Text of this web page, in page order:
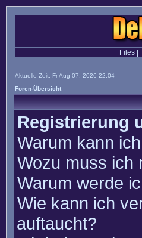
Files|
Aktuelle Zeit: Fr Aug 07, 2026 22:04
Foren-Übersicht
Registrierung
Warum kann
Wozu muss ich
Warum werde
Wie kann ich
auftaucht?